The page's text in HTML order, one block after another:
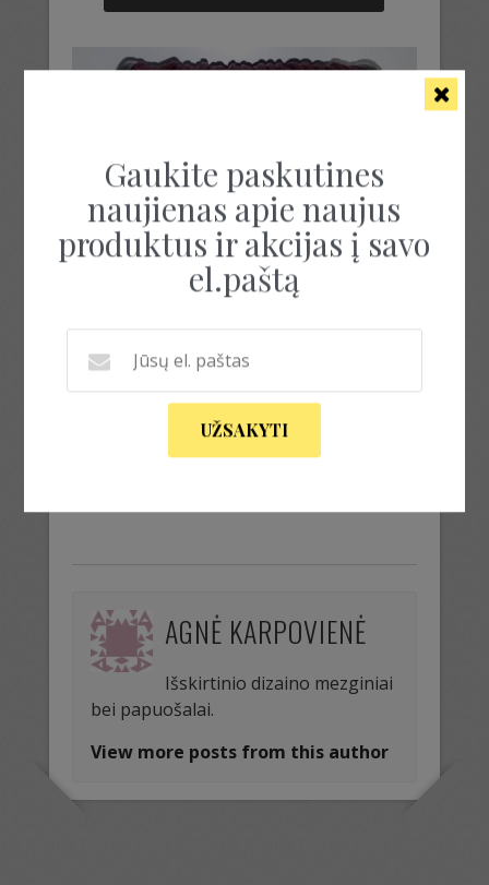
AGNĖ KARPOVIENĖ
Išskirtinio dizaino mezginiai
bei papuošalai.
View more posts from this author
Gaukite paskutines
naujienas apie naujus
produktus ir akcijas į savo
el.paštą
UŽSAKYTI